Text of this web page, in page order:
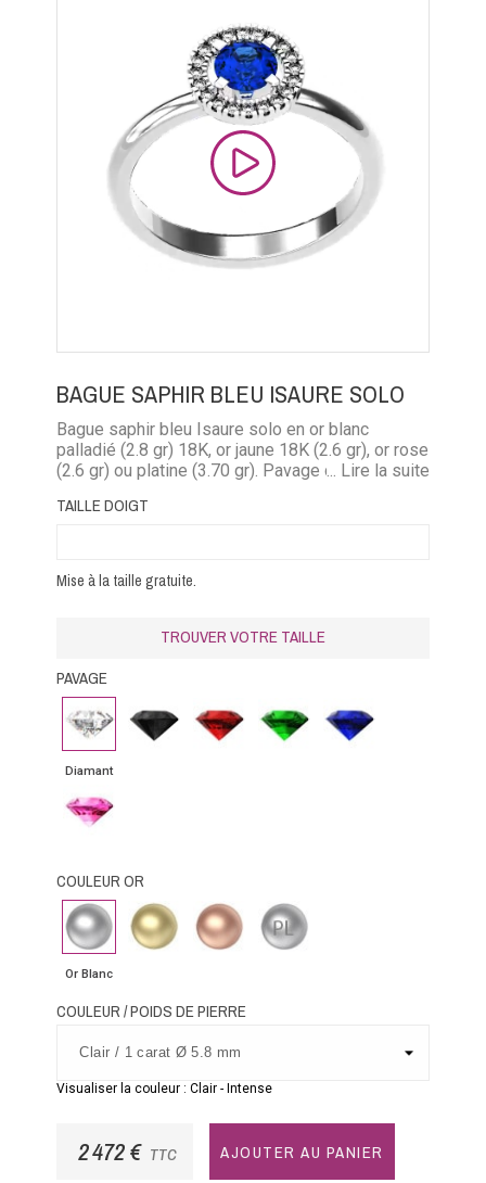
BAGUE SAPHIR BLEU ISAURE SOLO
Bague saphir bleu Isaure solo en or blanc
palladié (2.8 gr) 18K, or jaune 18K (2.6 gr), or rose
(2.6 gr) ou platine (3.70 gr). Pavage diamants
carat) émeraude (0.06 carat) saphir bleu (0.09
... Lire la suite
TAILLE DOIGT
Mise à la taille gratuite.
TROUVER VOTRE TAILLE
PAVAGE
Diamant
Diamant
Diamant
noir
Rubis Emeraude Saphir
bleu
Saphir
rose
COULEUR OR
Or
Blanc
Or Blanc
Or
Jaune
Or
Rose
Platine
COULEUR / POIDS DE PIERRE
Visualiser la couleur :Clair - Intense
2 472 € TTC AJOUTER AU PANIER